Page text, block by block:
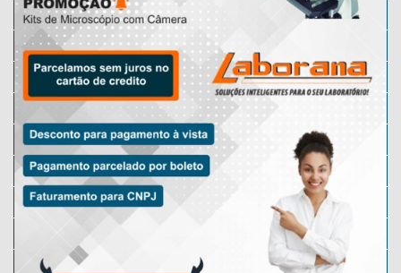
Microscópio Lupa
Microscópio Motic
Lâminas Preparadas
Micrótomo Rotativo
Microscópio Óptico
Microscópio Digital
Microscópio Escolar
Micrótomo Automático
Microscópio Monocular